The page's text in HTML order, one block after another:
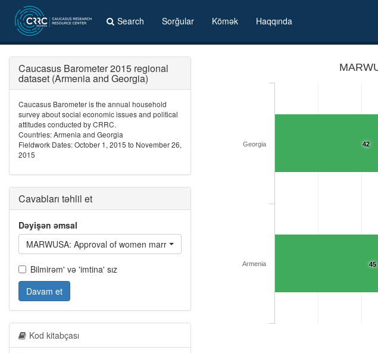
Search Sorğular Kömək Haqqında
42
45
Georgia
Armenia
Caucasus Barometer 2015 regional
dataset (Armenia and Georgia)
Caucasus Barometer is the annual household
survey about social economic issues and political
attitudes conducted by CRRC.
Countries: Armenia and Georgia
Fieldwork Dates: October 1, 2015 to November 26,
2015
Cavabları təhlil et
Dəyişən əmsal
Bilmirəm' və 'imtina' sız
Davam et
Kod kitabçası